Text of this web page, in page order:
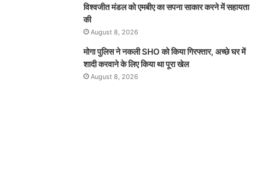
विश्वजीत मंडल को एमबीए का सपना साकार करने में सहायता
की
August 8, 2026
मोगा पुलिस ने नकली SHO को किया गिरफ्तार, अच्छे घर में
शादी करवाने के लिए किया था पूरा खेल
August 8, 2026